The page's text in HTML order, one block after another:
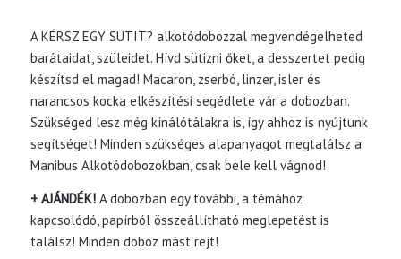
A KÉRSZ EGY SÜTIT? alkotódobozzal megvendégelheted
barátaidat, szüleidet. Hívd sütizni őket, a desszertet pedig
készítsd el magad! Macaron, zserbó, linzer, isler és
narancsos kocka elkészítési segédlete vár a dobozban.
Szükséged lesz még kínálótálakra is, így ahhoz is nyújtunk
segítséget! Minden szükséges alapanyagot megtalálsz a
Manibus Alkotódobozokban, csak bele kell vágnod!
+ AJÁNDÉK!A dobozban egy további, a témához
kapcsolódó, papírból összeállítható meglepetést is
találsz! Minden doboz mást rejt!